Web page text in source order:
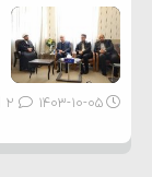
۱۴۰۳-۱۰-۰۵